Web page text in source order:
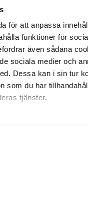
för att anpassa
funktioner för
även sådana
sociala medier och
Dessa kan i sin tur
som du har
tjänster.